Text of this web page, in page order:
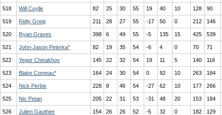
518 Will Cuylle 82 25 30 55 19 40 10 128 90
519 Ridly Greig 211 28 27 55 -17 50 0 212 146
520 Ryan Graves 398 6 49 55 -5 135 15 425 539
521 John-Jason Peterka* 82 19 35 54 -6 4 0 70 71
522 Yegor Chinakhov 145 22 32 54 19 11 5 140 116
523 Blake Comeau* 164 24 30 54 0 92 10 263 184
524 Nick Perbix 228 8 46 54 -27 62 10 177 266
525 Nic Petan 205 22 31 53 -31 48 20 153 184
526 Julien Gauthier 154 26 26 52 -5 32 0 182 129